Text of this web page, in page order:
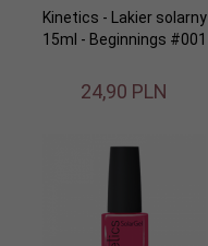
Kinetics - Lakier solarny
15ml - Beginnings #001
24,90 PLN